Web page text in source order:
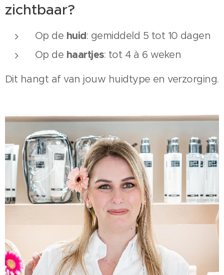
zichtbaar?
Op de huid: gemiddeld 5 tot 10 dagen
Op de haartjes: tot 4 à 6 weken
Dit hangt af van jouw huidtype en verzorging.